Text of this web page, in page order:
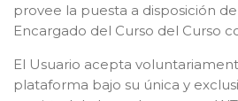
provee la puesta a disposición
Encargado del Curso del Curso
El Usuario acepta
plataforma bajo su única y